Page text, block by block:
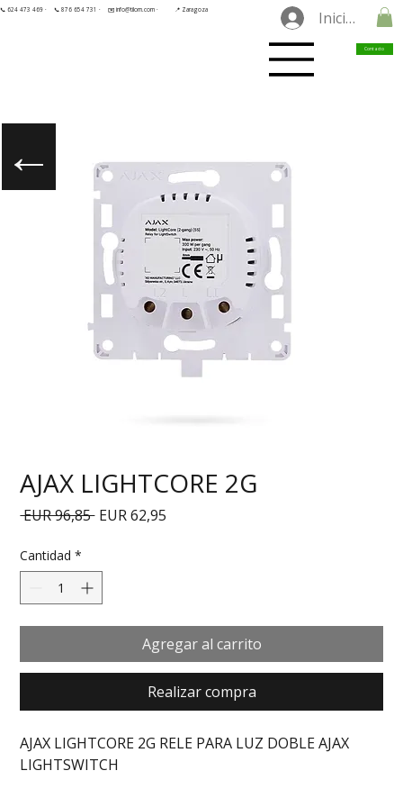
📞 624 473 469 · 📞 876 654 731 · ✉️ info@tilorn.com · 📍 Zaragoza Iniciar
Contacto
AJAX LIGHTCORE 2G
EUR 96,85 Precio
EUR 62,95
Cantidad *
Agregar al carrito
Realizar compra
AJAX LIGHTCORE 2G RELE PARA LUZ DOBLE AJAX
LIGHTSWITCH
←